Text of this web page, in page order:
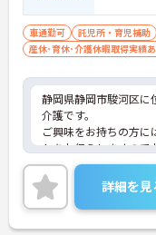
車通勤可 託児所・育児補助
産休･育休･介護休暇取得実績
静岡県静岡市駿河区に
介護です。
ご興味をお持ちの方に
トをお伝えしますので
いませ。
詳細を見